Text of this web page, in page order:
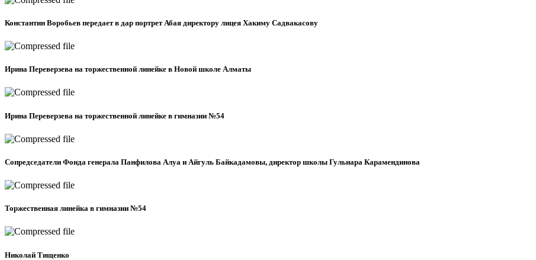
Константин Воробьев передает в дар портрет Абая директору лицея Хакиму Садвакасову
Ирина Переверзева на торжественной линейке в Новой школе Алматы
Ирина Переверзева на торжественной линейке в гимназии №54
Сопредседатели Фонда генерала Панфилова Алуа и Айгуль Байкадамовы, директор школы Гульнара Карамендинова
Торжественная линейка в гимназии №54
Николай Тищенко